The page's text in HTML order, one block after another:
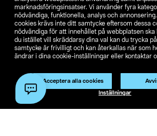
marknadsföringsinsatser. Vi använder fyra
nödvändiga, funktionella, analys och
cookies krävs inte ditt samtycke eftersom dessa
nödvändiga för att innehållet på webbplatsen ska
du istället vill skräddarsy dina val kan du trycka på
samtycke är frivilligt och kan återkallas när som
ändrar i dina cookie-inställningar eller kontaktar
Acceptera alla cookies
Inställningar
SE NO FI
Köpvillkor Privacy statement Klubbvillkor